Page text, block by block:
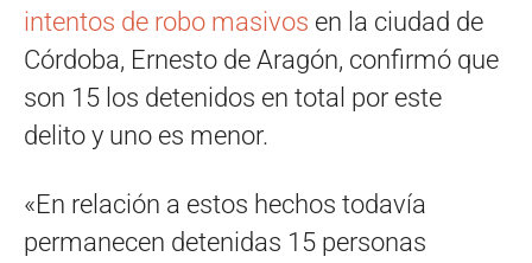
intentos de robo masivos en la ciudad de
Córdoba, Ernesto de Aragón, confirmó que
son 15 los detenidos en total por este
delito y uno es menor.
«En relación a estos hechos todavía
permanecen detenidas 15 personas